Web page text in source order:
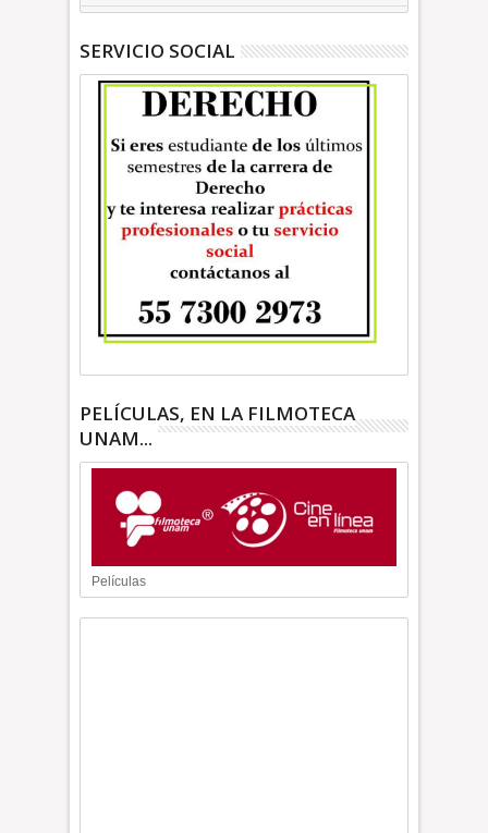
SERVICIO SOCIAL
PELÍCULAS, EN LA FILMOTECA
UNAM...
Películas